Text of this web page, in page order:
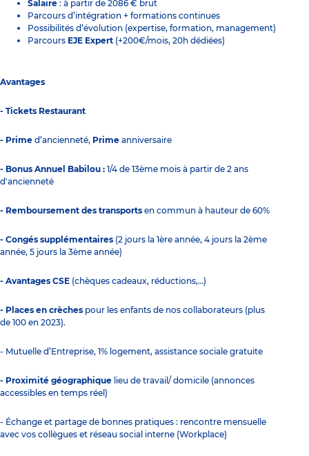
Salaire : à partir de 2086 € brut
Parcours d’intégration + formations continues
Possibilités d’évolution (expertise, formation, management)
Parcours EJE Expert (+200€/mois, 20h dédiées)
Avantages
- Tickets Restaurant
- Prime d’ancienneté, Prime anniversaire
- Bonus Annuel Babilou : 1/4 de 13ème mois à partir de 2 ans
d'ancienneté
- Remboursement des transports en commun à hauteur de 60%
- Congés supplémentaires (2 jours la 1ère année, 4 jours la 2ème
année, 5 jours la 3ème année)
- Avantages CSE (chèques cadeaux, réductions,…)
- Places en crèches pour les enfants de nos collaborateurs (plus
de 100 en 2023).
- Mutuelle d’Entreprise, 1% logement, assistance sociale gratuite
- Proximité géographique lieu de travail/ domicile (annonces
accessibles en temps réel)
- Échange et partage de bonnes pratiques : rencontre mensuelle
avec vos collègues et réseau social interne (Workplace)